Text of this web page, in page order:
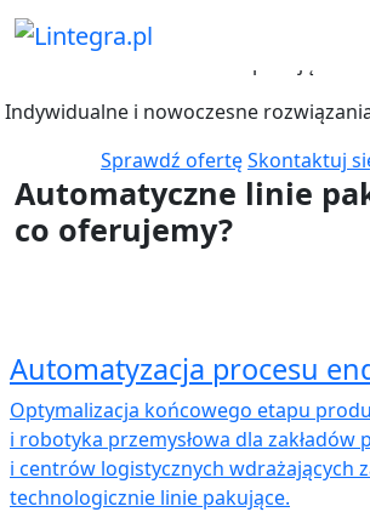
Indywidualne i nowoczesne
Sprawdź ofertęSkontaktuj
Automatyczne linie
co oferujemy?
Automatyzacja procesu
Optymalizacja końcowego etapu
i robotyka przemysłowa dla zakładów
i centrów logistycznych wdrażających
technologicznie linie pakujące.